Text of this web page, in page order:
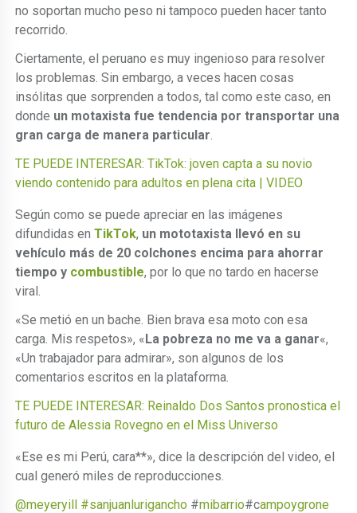
no soportan mucho peso ni tampoco pueden hacer tanto
recorrido.
Ciertamente, el peruano es muy ingenioso para resolver
los problemas. Sin embargo, a veces hacen cosas
insólitas que sorprenden a todos, tal como este caso, en
donde un motaxista fue tendencia por transportar una
gran carga de manera particular
TE PUEDE INTERESAR: TikTok: joven capta a su novio
viendo contenido para adultos en plena cita | VIDEO
Según como se puede apreciar en las imágenes
difundidas enTikTok, un mototaxista llevó en su
vehículo más de 20 colchones encima para ahorrar
tiempo y combustible, por lo que no tardo en hacerse
viral.
«Se metió en un bache. Bien brava esa moto con esa
carga. Mis respetos», «La pobreza no me va a ganar«,
«Un trabajador para admirar», son algunos de los
comentarios escritos en la plataforma.
TE PUEDE INTERESAR: Reinaldo Dos Santos pronostica el
futuro de Alessia Rovegno en el Miss Universo
«Ese es mi Perú, cara**», dice la descripción del video, el
cual generó miles de reproducciones.
@meyeryill #sanjuanlurigancho #mibarrio#campoygrone